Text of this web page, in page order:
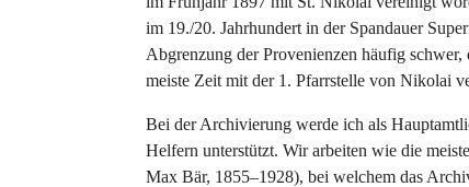
im 19./20. Jahrhundert in der Spandauer
Abgrenzung der Provenienzen häufig
meiste Zeit mit der 1. Pfarrstelle von Nikolai
Bei der Archivierung werde ich als
Helfern unterstützt. Wir arbeiten wie die
Max Bär, 1855–1928), bei welchem das